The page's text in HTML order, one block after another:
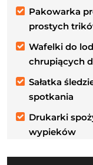
Pakowarka
prostych
Wafelki do
chrupiących
Sałatka
spotkania
Drukarki
wypieków